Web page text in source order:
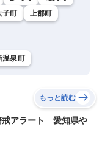
子町
上郡町
温泉町
もっと読む
戒アラート 愛知県や